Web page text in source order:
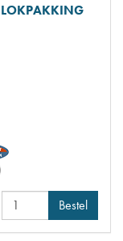
Bestel